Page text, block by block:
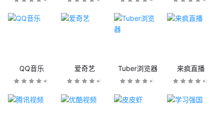
QQ音乐 爱奇艺 Tuber浏览器 来疯直播